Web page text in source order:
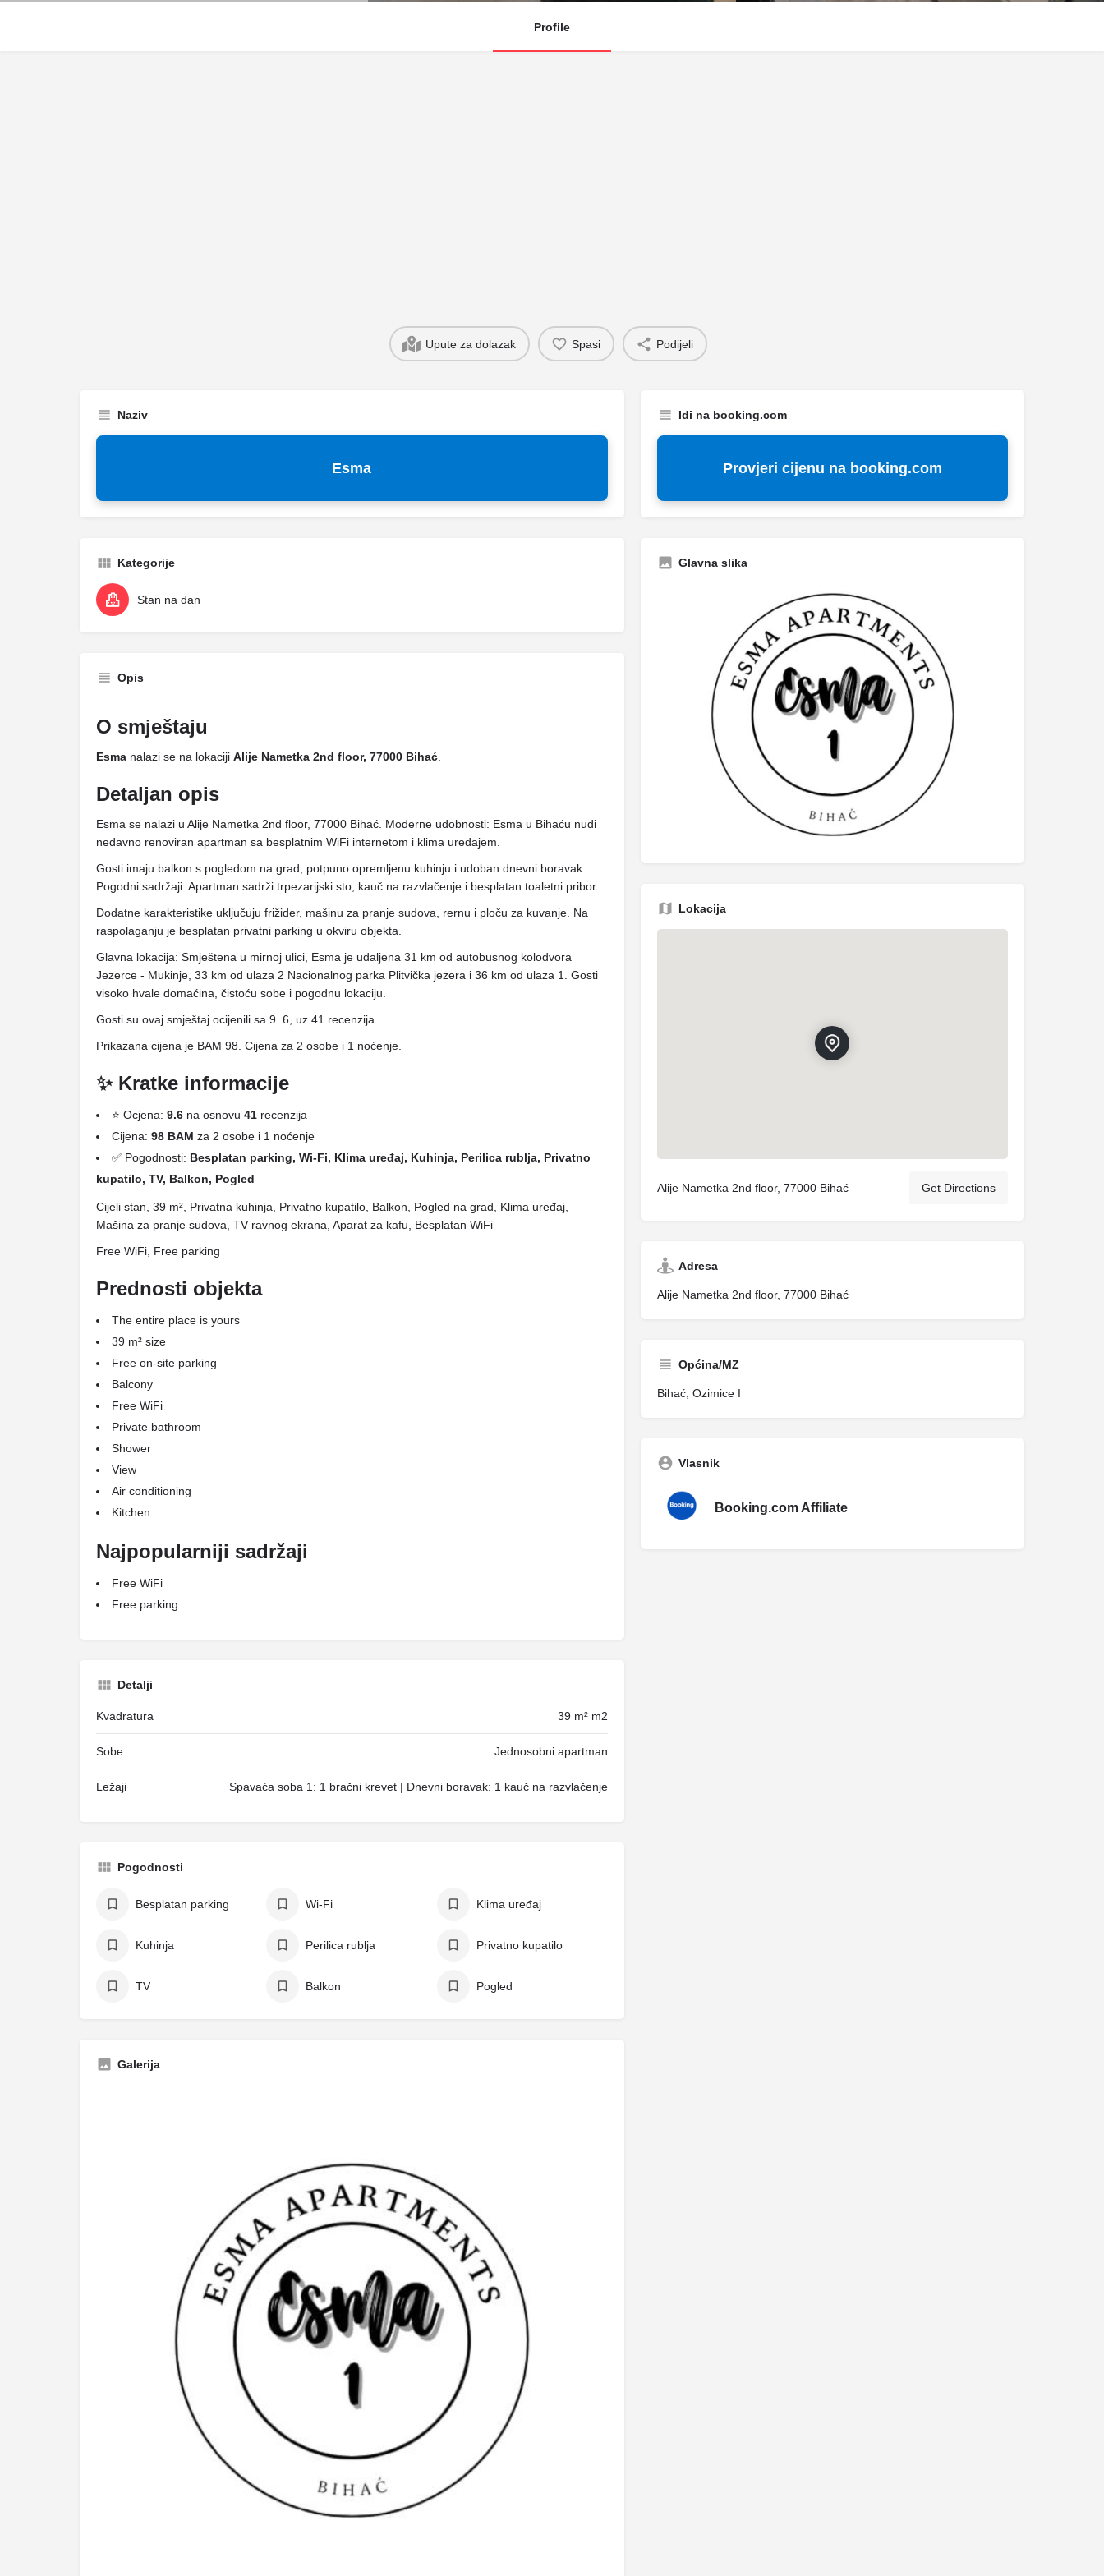
Profile
Upute za dolazak Spasi Podijeli
Naziv
Esma
Kategorije
Stan na dan
Opis
O smještaju
Esma nalazi se na lokaciji Alije Nametka 2nd floor, 77000 Bihać
Detaljan opis
Esma se nalazi u Alije Nametka 2nd floor, 77000 Bihać. Moderne udobnosti: Esma u Bihaću nudi
nedavno renoviran apartman sa besplatnim WiFi internetom i klima uređajem.
Gosti imaju balkon s pogledom na grad, potpuno opremljenu kuhinju i udoban dnevni boravak.
Pogodni sadržaji: Apartman sadrži trpezarijski sto, kauč na razvlačenje i besplatan toaletni pribor.
Dodatne karakteristike uključuju frižider, mašinu za pranje sudova, rernu i ploču za kuvanje. Na
raspolaganju je besplatan privatni parking u okviru objekta.
Glavna lokacija: Smještena u mirnoj ulici, Esma je udaljena 31 km od autobusnog kolodvora
Jezerce - Mukinje, 33 km od ulaza 2 Nacionalnog parka Plitvička jezera i 36 km od ulaza 1. Gosti
visoko hvale domaćina, čistoću sobe i pogodnu lokaciju.
Gosti su ovaj smještaj ocijenili sa 9. 6, uz 41 recenzija.
Prikazana cijena je BAM 98. Cijena za 2 osobe i 1 noćenje.
✨ Kratke informacije
⭐ Ocjena: 9.6 na osnovu 41 recenzija
Cijena: 98 BAM za 2 osobe i 1 noćenje
✅ Pogodnosti: Besplatan parking, Wi-Fi, Klima uređaj, Kuhinja, Perilica rublja, Privatno
kupatilo, TV, Balkon, Pogled
Cijeli stan, 39 m², Privatna kuhinja, Privatno kupatilo, Balkon, Pogled na grad, Klima uređaj,
Mašina za pranje sudova, TV ravnog ekrana, Aparat za kafu, Besplatan WiFi
Free WiFi, Free parking
Prednosti objekta
The entire place is yours
39 m² size
Free on-site parking
Balcony
Free WiFi
Private bathroom
Shower
View
Air conditioning
Kitchen
Najpopularniji sadržaji
Free WiFi
Free parking
Detalji
Kvadratura 39 m² m2
Sobe Jednosobni apartman
Ležaji Spavaća soba 1: 1 bračni krevet | Dnevni boravak: 1 kauč na razvlačenje
Pogodnosti
Besplatan parking Wi-Fi Klima uređaj
Kuhinja Perilica rublja Privatno kupatilo
TV Balkon Pogled
Galerija
Idi na booking.com
Provjeri cijenu na booking.com
Glavna slika
Lokacija
Alije Nametka 2nd floor, 77000 Bihać Get Directions
Adresa
Alije Nametka 2nd floor, 77000 Bihać
Općina/MZ
Bihać, Ozimice I
Vlasnik
Booking.com Affiliate